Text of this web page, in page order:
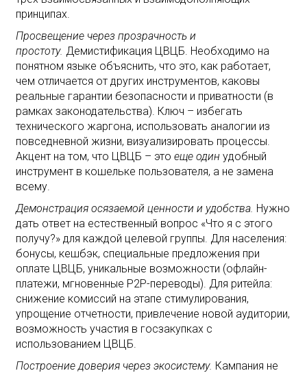
принципах.
Просвещение через прозрачность и
простоту. Демистификация ЦВЦБ. Необходимо на
понятном языке объяснить, что это, как работает,
чем отличается от других инструментов, каковы
реальные гарантии безопасности и приватности (в
рамках законодательства). Ключ – избегать
технического жаргона, использовать аналогии из
повседневной жизни, визуализировать процессы.
Акцент на том, что ЦВЦБ – это еще один удобный
инструмент в кошельке пользователя, а не замена
всему.
Демонстрация осязаемой ценности и удобства. Нужно
дать ответ на естественный вопрос «Что я с этого
получу?» для каждой целевой группы. Для населения:
бонусы, кешбэк, специальные предложения при
оплате ЦВЦБ, уникальные возможности (офлайн-
платежи, мгновенные P2P-переводы). Для ритейла:
снижение комиссий на этапе стимулирования,
упрощение отчетности, привлечение новой аудитории,
возможность участия в госзакупках с
использованием ЦВЦБ.
Построение доверия через экосистему. Кампания не